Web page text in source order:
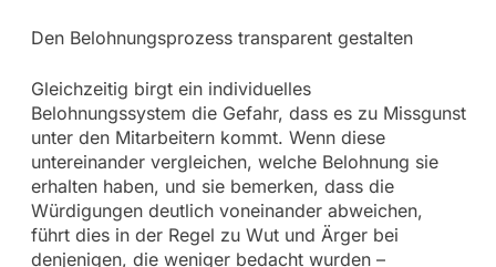
Den Belohnungsprozess transparent gestalten
Gleichzeitig birgt ein individuelles
Belohnungssystem die Gefahr, dass es zu Missgunst
unter den Mitarbeitern kommt. Wenn diese
untereinander vergleichen, welche Belohnung sie
erhalten haben, und sie bemerken, dass die
Würdigungen deutlich voneinander abweichen,
führt dies in der Regel zu Wut und Ärger bei
denjenigen, die weniger bedacht wurden –